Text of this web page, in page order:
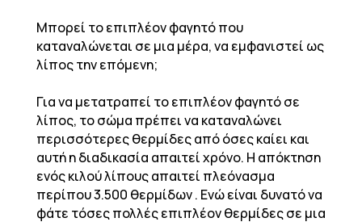
Μπορεί το επιπλέον φαγητό που
καταναλώνεται σε μια μέρα, να εμφανιστεί ως
λίπος την επόμενη;
Για να μετατραπεί το επιπλέον φαγητό σε
λίπος, το σώμα πρέπει να καταναλώνει
περισσότερες θερμίδες από όσες καίει και
αυτή η διαδικασία απαιτεί χρόνο. Η απόκτηση
ενός κιλού λίπους απαιτεί πλεόνασμα
περίπου 3.500 θερμίδων . Ενώ είναι δυνατό να
φάτε τόσες πολλές επιπλέον θερμίδες σε μια